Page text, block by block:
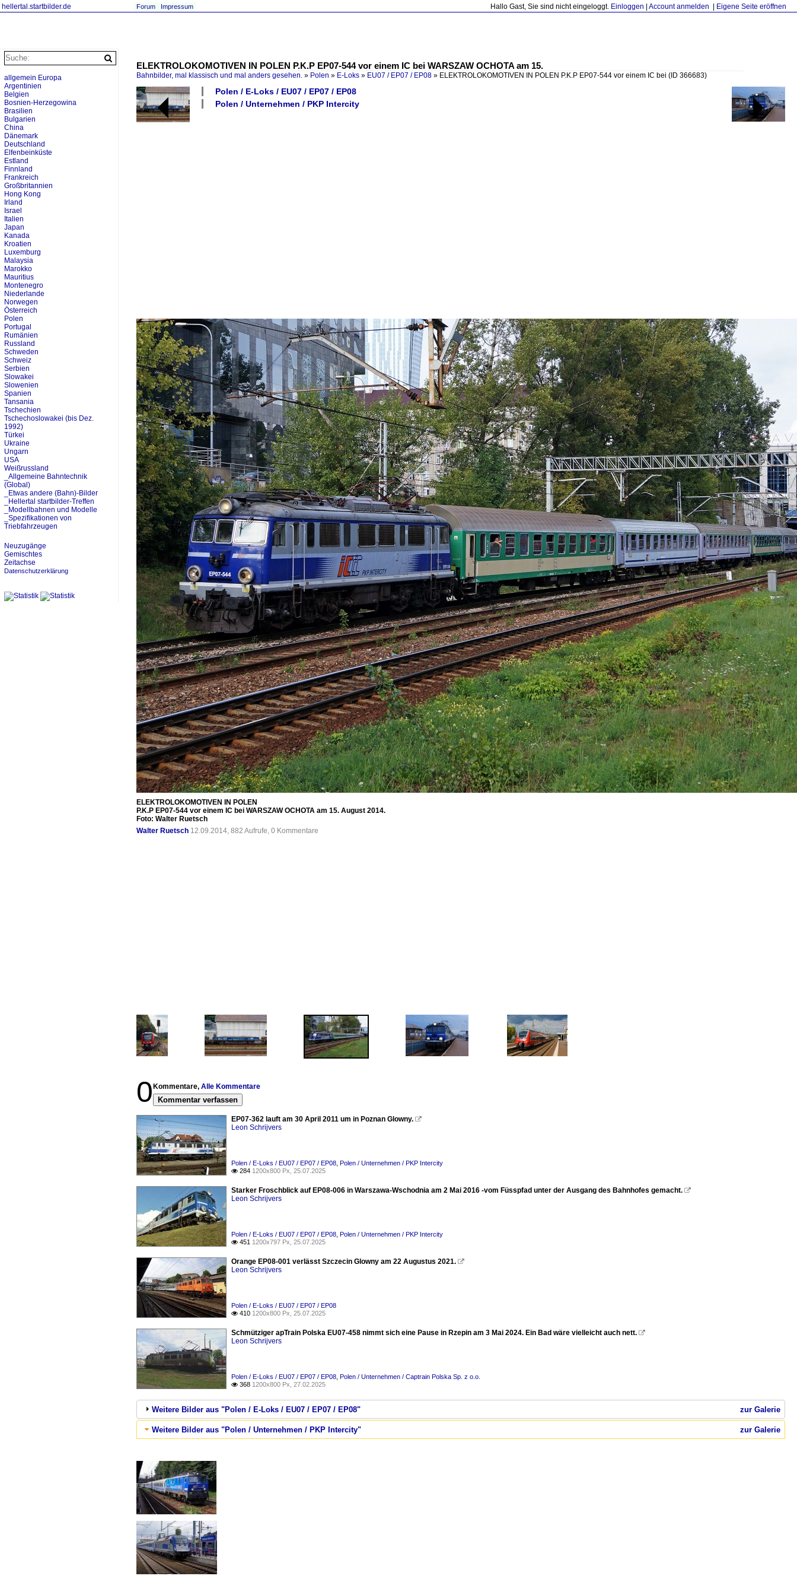
hellertal.startbilder.de Hallo Gast, Sie sind nicht eingeloggt. Einloggen Account anmelden Eigene Seite eröffnen
Forum Impressum
ELEKTROLOKOMOTIVEN IN POLEN P.K.P EP07-544 vor einem IC bei WARSZAW OCHOTA am 15.
Bahnbilder, mal klassisch und mal anders gesehen. » Polen » E-Loks » EU07 / EP07 / EP08 » ELEKTROLOKOMOTIVEN IN POLEN P.K.P EP07-544 vor einem IC bei (ID 366683)
Polen / E-Loks / EU07 / EP07 / EP08
Polen / Unternehmen / PKP Intercity
ELEKTROLOKOMOTIVEN IN POLEN
P.K.P EP07-544 vor einem IC bei WARSZAW OCHOTA am 15. August 2014.
Foto: Walter Ruetsch
Walter Ruetsch 12.09.2014, 882 Aufrufe, 0 Kommentare
0 Kommentare, Alle Kommentare
Kommentar verfassen
EP07-362 lauft am 30 April 2011 um in Poznan Glowny. 
Leon Schrijvers
Polen / E-Loks / EU07 / EP07 / EP08 Polen / Unternehmen / PKP Intercity
 284 1200x800 Px, 25.07.2025
Starker Froschblick auf EP08-006 in Warszawa-Wschodnia am 2 Mai 2016 -vom Füsspfad unter der Ausgang des Bahnhofes gemacht. 
Leon Schrijvers
Polen / E-Loks / EU07 / EP07 / EP08 Polen / Unternehmen / PKP Intercity
 451 1200x797 Px, 25.07.2025
Orange EP08-001 verlässt Szczecin Glowny am 22 Augustus 2021. 
Leon Schrijvers
Polen / E-Loks / EU07 / EP07 / EP08
 410 1200x800 Px, 25.07.2025
Schmütziger apTrain Polska EU07-458 nimmt sich eine Pause in Rzepin am 3 Mai 2024. Ein Bad wäre vielleicht auch nett. 
Leon Schrijvers
Polen / E-Loks / EU07 / EP07 / EP08 Polen / Unternehmen / Captrain Polska Sp. z o.o.
 368 1200x800 Px, 27.02.2025
zur Galerie
Weitere Bilder aus "Polen / E-Loks / EU07 / EP07 / EP08"
zur Galerie
Weitere Bilder aus "Polen / Unternehmen / PKP Intercity"
allgemein Europa
Argentinien
Belgien
Bosnien-Herzegowina
Brasilien
Bulgarien
China
Dänemark
Deutschland
Elfenbeinküste
Estland
Finnland
Frankreich
Großbritannien
Hong Kong
Irland
Israel
Italien
Japan
Kanada
Kroatien
Luxemburg
Malaysia
Marokko
Mauritius
Montenegro
Niederlande
Norwegen
Österreich
Polen
Portugal
Rumänien
Russland
Schweden
Schweiz
Serbien
Slowakei
Slowenien
Spanien
Tansania
Tschechien
Tschechoslowakei (bis Dez.
1992)
Türkei
Ukraine
Ungarn
USA
Weißrussland
_Allgemeine Bahntechnik
(Global)
_Etwas andere (Bahn)-Bilder
_Hellertal startbilder-Treffen
_Modellbahnen und Modelle
_Spezifikationen von
Triebfahrzeugen
Neuzugänge
Gemischtes
Zeitachse
Datenschutzerklärung